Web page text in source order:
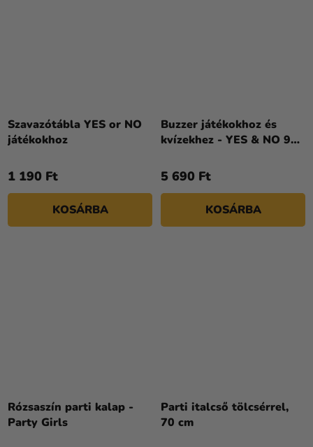
Szavazótábla YES or NO
játékokhoz
1 190 Ft
KOSÁRBA
Buzzer játékokhoz és
kvízekhez - YES & NO 9
5 690 Ft
KOSÁRBA
Rózsaszín parti kalap -
Party Girls
Parti italcső tölcsérrel,
70 cm